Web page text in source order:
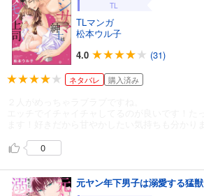
TL
TLマンガ
松本ウル子
4.0
(31)
ネタバレ 購入済み
0